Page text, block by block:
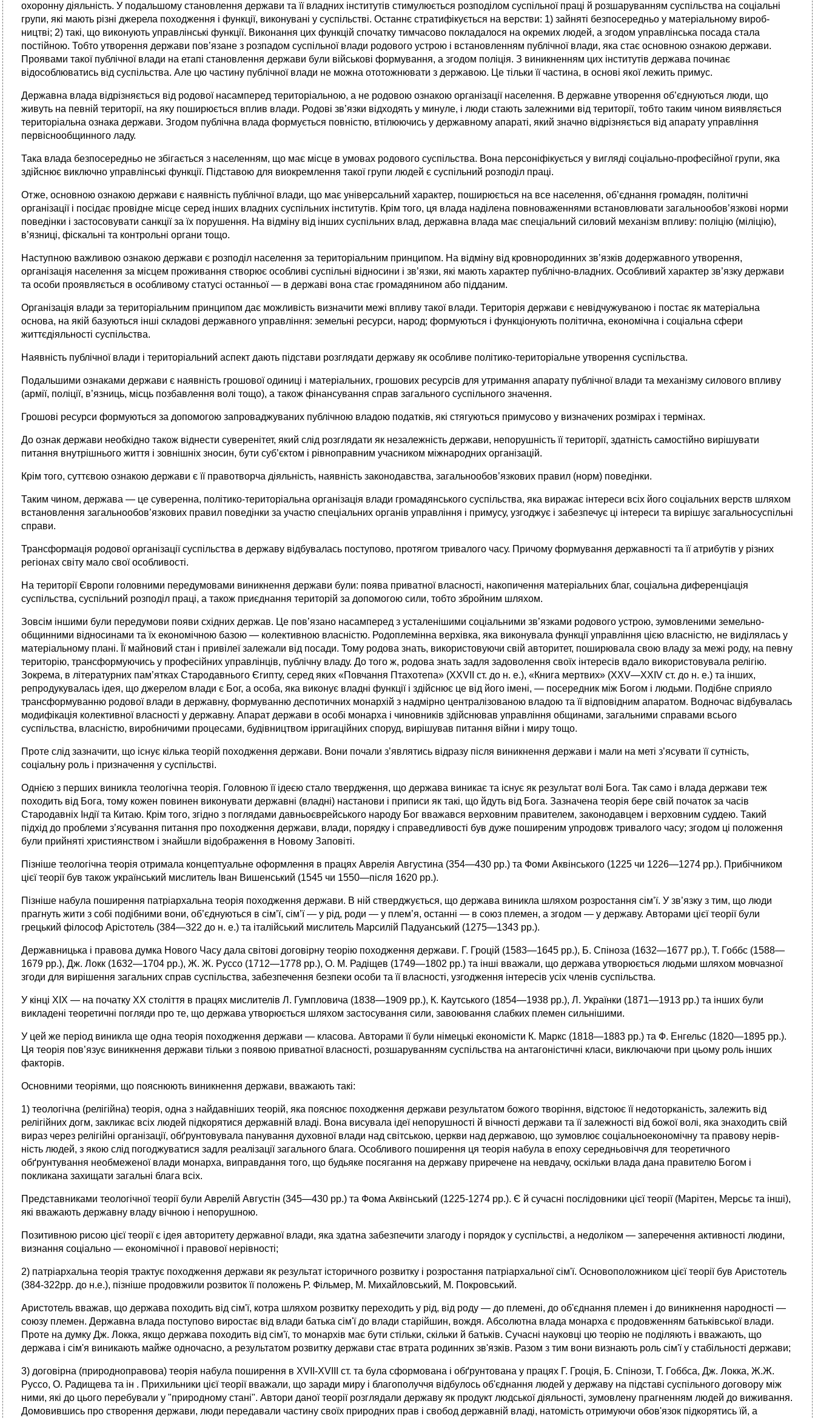
охоронну діяльність. У подальшому становлення держави та її владних інститутів стимулюється розподілом суспільної праці й розшаруванням суспільства на соціальні
групи, які мають різні джерела походження і функції, виконувані у суспільстві. Останнє стратифікується на верстви: 1) зайняті безпосередньо у матеріальному вироб­
ництві; 2) такі, що виконують управлінські функції. Виконання цих функцій спочатку тимчасово покладалося на окремих людей, а згодом управлінська посада стала
постійною. Тобто утворення держави пов’язане з розпадом суспільної влади родового устрою і встановленням публічної влади, яка стає основною ознакою держави.
Проявами такої публічної влади на етапі становлення держави були військові формування, а згодом поліція. З виникненням цих інститутів держава починає
відособлюватись від суспільства. Але цю частину публічної влади не можна ототожнювати з державою. Це тільки її частина, в основі якої лежить примус.
Державна влада відрізняється від родової насамперед територіальною, а не родовою ознакою організації населення. В державне утворення об’єднуються люди, що
живуть на певній території, на яку поширюється вплив влади. Родові зв’язки відходять у минуле, і люди стають залежними від території, тобто таким чином виявляється
територіальна ознака держави. Згодом публічна влада формується повністю, втілюючись у державному апараті, який значно відрізняється від апарату управління
первіснообщинного ладу.
Така влада безпосередньо не збігається з населенням, що має місце в умовах родового суспільства. Вона персоніфікується у вигляді соціально-професійної групи, яка
здійснює виключно управлінські функції. Підставою для виокремлення такої групи людей є суспільний розподіл праці.
Отже, основною ознакою держави є наявність публічної влади, що має універсальний характер, поширюється на все населення, об’єднання громадян, політичні
організації і посідає провідне місце серед інших владних суспільних інститутів. Крім того, ця влада наділена повноваженнями встановлювати загальнообов’яз­кові норми
поведінки і застосовувати санкції за їх порушення. На відміну від інших суспільних влад, державна влада має спеціальний силовий механізм впливу: поліцію (міліцію),
в’язниці, фіскальні та контрольні органи тощо.
Наступною важливою ознакою держави є розподіл населення за територіальним принципом. На відміну від кровнородинних зв’язків додержавного утворення,
організація населення за місцем проживання створює особливі суспільні відносини і зв’язки, які мають характер публічно-владних. Особливий характер зв’язку держави
та особи проявляється в особливому статусі останньої — в державі вона стає громадянином або підданим.
Організація влади за територіальним принципом дає можливість визначити межі впливу такої влади. Територія держави є невідчужуваною і постає як матеріальна
основа, на якій базуються інші складові державного управління: земельні ресурси, народ; формуються і функціонують політична, економічна і соціальна сфери
життєдіяльності суспільства.
Наявність публічної влади і територіальний аспект дають підстави розглядати державу як особливе політико-територіальне утворення суспільства.
Подальшими ознаками держави є наявність грошової одиниці і матеріальних, грошових ресурсів для утримання апарату публіч­ної влади та механізму силового впливу
(армії, поліції, в’язниць, місць позбавлення волі тощо), а також фінансування справ загального суспільного значення.
Грошові ресурси формуються за допомогою запроваджуваних публічною владою податків, які стягуються примусово у визначених розмірах і термінах.
До ознак держави необхідно також віднести суверенітет, який слід розглядати як незалежність держави, непорушність її території, здатність самостійно вирішувати
питання внутрішнього життя і зовнішніх зносин, бути суб’єктом і рівноправним учас­ником міжнародних організацій.
Крім того, суттєвою ознакою держави є її правотворча діяль­ність, наявність законодавства, загальнообов’язкових правил (норм) поведінки.
Таким чином, держава — це суверенна, політико-територіальна організація влади громадянського суспільства, яка виражає інтереси всіх його соціальних верств шляхом
встановлення загальнообов’язкових правил поведінки за участю спеціальних органів управління і примусу, узгоджує і забезпечує ці інтереси та вирішує загальносуспільні
справи.
Трансформація родової організації суспільства в державу відбувалась поступово, протягом тривалого часу. Причому формування державності та її атрибутів у різних
регіонах світу мало свої особливості.
На території Європи головними передумовами виникнення держави були: поява приватної власності, накопичення матеріальних благ, соціальна диференціація
суспільства, суспільний роз­поділ праці, а також приєднання територій за допомогою сили, тобто збройним шляхом.
Зовсім іншими були передумови появи східних держав. Це пов’язано насамперед з усталенішими соціальними зв’язками родового устрою, зумовленими земельно-
общинними відносинами та їх економічною базою — колективною власністю. Родоплемінна верхівка, яка виконувала функції управління цією власністю, не виділялась у
матеріальному плані. Її майновий стан і привілеї залежали від посади. Тому родова знать, використовуючи свій авторитет, поширювала свою владу за межі роду, на певну
те­риторію, трансформуючись у професійних управлінців, публічну владу. До того ж, родова знать задля задоволення своїх інтересів вдало використовувала релігію.
Зокрема, в літературних пам’ят­ках Стародавнього Єгипту, серед яких «Повчання Птахотепа» (XXVII ст. до н. е.), «Книга мертвих» (XXV—XXIV ст. до н. е.) та інших,
репродукувалась ідея, що джерелом влади є Бог, а особа, яка виконує владні функції і здійснює це від його імені, — посередник між Богом і людьми. Подібне сприяло
трансформуванню родової влади в державну, формуванню деспотичних монархій з надмірно централізованою владою та її відповідним апаратом. Водночас відбувалась
модифікація колективної власності у державну. Апарат держави в особі монарха і чиновників здійснював управління общинами, загальними справами всього
суспільства, власністю, виробничими процесами, будівництвом ірригаційних споруд, вирішував питання війни і миру тощо.
Проте слід зазначити, що існує кілька теорій походження держави. Вони почали з’являтись відразу після виникнення держави і мали на меті з’ясувати її сутність,
соціальну роль і призначення у суспільстві.
Однією з перших виникла теологічна теорія. Головною її ідеєю стало твердження, що держава виникає та існує як результат волі Бога. Так само і влада держави теж
походить від Бога, тому кожен повинен виконувати державні (владні) настанови і приписи як такі, що йдуть від Бога. Зазначена теорія бере свій початок за часів
Стародавніх Індії та Китаю. Крім того, згідно з поглядами давньоєврейського народу Бог вважався верховним правителем, законодавцем і верховним суддею. Такий
підхід до проблеми з’ясування питання про походження держави, влади, порядку і справедливості був дуже поширеним упродовж тривалого часу; згодом ці положення
були прийняті християнством і знайшли відображення в Новому Заповіті.
Пізніше теологічна теорія отримала концептуальне оформлення в працях Аврелія Августина (354—430 рр.) та Фоми Аквінського (1225 чи 1226—1274 рр.). Прибічником
цієї теорії був також український мислитель Іван Вишенський (1545 чи 1550—після 1620 рр.).
Пізніше набула поширення патріархальна теорія походження держави. В ній стверджується, що держава виникла шляхом розростання сім’ї. У зв’язку з тим, що люди
прагнуть жити з собі подібними вони, об’єднуються в сім’ї, сім’ї — у рід, роди — у плем’я, останні — в союз племен, а згодом — у державу. Авторами цієї теорії були
грецький філософ Арістотель (384—322 до н. е.) та італійський мислитель Марсилій Падуанський (1275—1343 рр.).
Державницька і правова думка Нового Часу дала світові договірну теорію походження держави. Г. Гроцій (1583—1645 рр.), Б. Спіноза (1632—1677 рр.), Т. Гоббс (1588—
1679 рр.), Дж. Локк (1632—1704 рр.), Ж. Ж. Руссо (1712—1778 рр.), О. М. Радіщев (1749—1802 рр.) та інші вважали, що держава утворюється людь­ми шляхом мовчазної
згоди для вирішення загальних справ су­спільства, забезпечення безпеки особи та її власності, узгодження інтересів усіх членів суспільства.
У кінці XIX — на початку ХХ століття в працях мислителів Л. Гумпловича (1838—1909 рр.), К. Каутського (1854—1938 рр.), Л. Українки (1871—1913 рр.) та інших були
викладені теоретичні погляди про те, що держава утворюється шляхом застосування сили, завоювання слабких племен сильнішими.
У цей же період виникла ще одна теорія походження держави — класова. Авторами її були німецькі економісти К. Маркс (1818—1883 рр.) та Ф. Енгельс (1820—1895 рр.).
Ця теорія пов’язує виникнення держави тільки з появою приватної власності, розшаруванням суспільства на антагоністичні класи, виключаючи при цьому роль інших
факторів.
Основними теоріями, що пояснюють виникнення держави, вва­жають такі:
1) теологічна (релігійна) теорія, одна з найдавніших теорій, яка пояснює походження держави результатом божого творіння, відстоює її недоторканість, залежить від
релігійних догм, закли­кає всіх людей підкорятися державній владі. Вона висувала ідеї непорушності й вічності держави та її залежності від божої волі, яка знаходить свій
вираз через релігійні організації, обґрунтову­вала панування духовної влади над світською, церкви над дер­жавою, що зумовлює соціальноекономічну та правову нерів­
ність людей, з якою слід погоджуватися задля реалізації загального блага. Особливого поширення ця теорія набула в епоху середньовіччя для теоретичного
обґрунтування необме­женої влади монарха, виправдання того, що будьяке посягання на державу приречене на невдачу, оскільки влада дана правите­лю Богом і
покликана захищати загальні блага всіх.
Представниками теологічної теорії були Аврелій Августін (345—430 рр.) та Фома Аквінський (1225-1274 рр.). Є й сучасні послідовники цієї теорії (Марітен, Мерсьє та інші),
які вважають державну владу вічною і непорушною.
Позитивною рисою цієї теорії є ідея авторитету державної влади, яка здатна забезпечити злагоду і порядок у суспільстві, а недоліком — заперечення активності людини,
визнання соціа­льно — економічної і правової нерівності;
2) патріархальна теорія трактує походження держави як ре­зультат історичного розвитку і розростання патріархальної сім'ї. Основоположником цієї теорії був Аристотель
(384-322рр. до н.е.), пізніше продовжили розвиток її положень Р. Фільмер, М. Михайловський, М. Покровський.
Аристотель вважав, що держава походить від сім'ї, котра шляхом розвитку переходить у рід, від роду — до племені, до об'єднання племен і до виникнення народності —
союзу пле­мен. Державна влада поступово виростає від влади батька сім'ї до влади старійшин, вождя. Абсолютна влада монарха є продо­вженням батьківської влади.
Проте на думку Дж. Локка, якщо держава походить від сім'ї, то монархів має бути стільки, скіль­ки й батьків. Сучасні науковці цю теорію не поділяють і вважа­ють, що
держава і сім'я виникають майже одночасно, а резуль­татом розвитку держави стає втрата родинних зв'язків. Разом з тим вони визнають роль сім'ї у стабільності держави;
3) договірна (природноправова) теорія набула поширення в ХVII-ХVIII ст. та була сформована і обґрунтована у працях Г. Гроція, Б. Спінози, Т. Гоббса, Дж. Локка, Ж.Ж.
Руссо, О. Ра­дищева та ін . Прихильники цієї теорії вважали, що заради миру і благополуччя відбулось об'єднання людей у державу на підставі суспільного договору між
ними, які до цього перебували у "природному стані". Автори даної теорії розглядали державу як продукт людської діяльності, зумовлену прагненням людей до виживання.
Домовившись про створення держави, люди переда­вали частину своїх природних прав і свобод державній владі, натомість отримуючи обов'язок підкорятись їй, а